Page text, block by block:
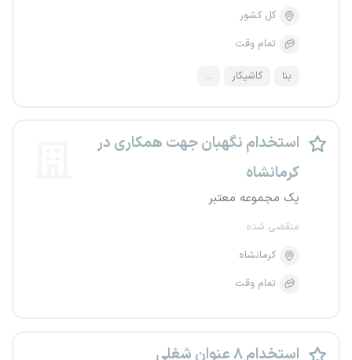
کل کشور
تمام وقت
بنا کاشیکار ...
استخدام نگهبان جهت همکاری در
کرمانشاه
یک مجموعه معتبر
منقضی شده
کرمانشاه
تمام وقت
استخدام ۸ عنوان شغلی